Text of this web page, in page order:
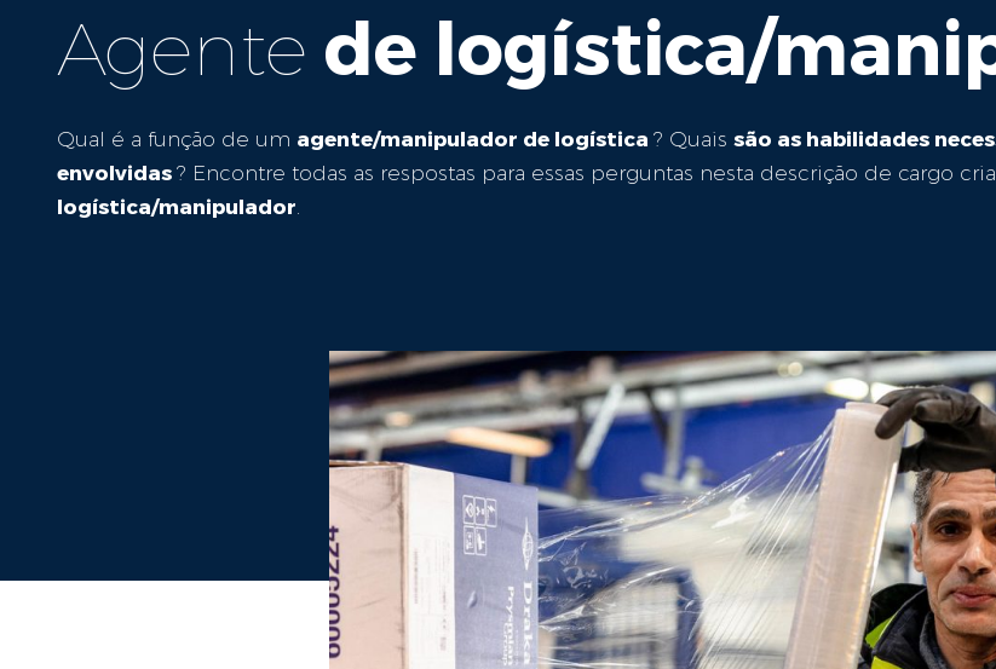
Agente de logística/
Qual é a função de um agente/manipulador de logística ? Quais são as habilidades
envolvidas ? Encontre todas as respostas para essas perguntas nesta descrição de cargo
logística/manipulador